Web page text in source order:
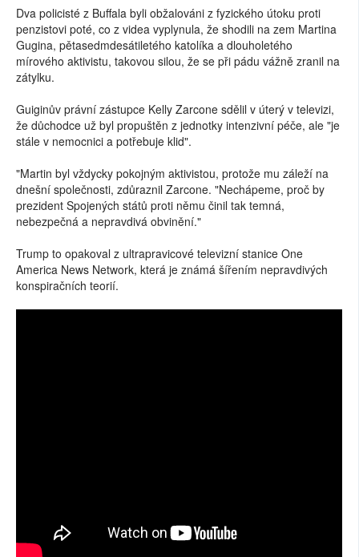
Dva policisté z Buffala byli obžalováni z fyzického útoku proti
penzistovi poté, co z videa vyplynula, že shodili na zem Martina
Gugina, pětasedmdesátiletého katolíka a dlouholetého
mírového aktivistu, takovou silou, že se při pádu vážně zranil na
zátylku.
Guiginův právní zástupce Kelly Zarcone sdělil v úterý v televizi,
že důchodce už byl propuštěn z jednotky intenzivní péče, ale "je
stále v nemocnici a potřebuje klid".
"Martin byl vždycky pokojným aktivistou, protože mu záleží na
dnešní společnosti, zdůraznil Zarcone. "Nechápeme, proč by
prezident Spojených států proti němu činil tak temná,
nebezpečná a nepravdivá obvinění."
Trump to opakoval z ultrapravicové televizní stanice One
America News Network, která je známá šířením nepravdivých
konspiračních teorií.